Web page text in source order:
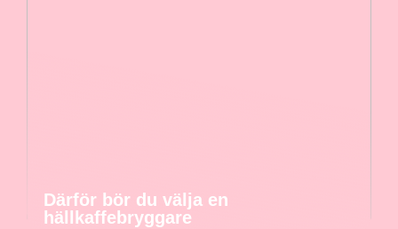
Därför bör du välja en
hällkaffebryggare